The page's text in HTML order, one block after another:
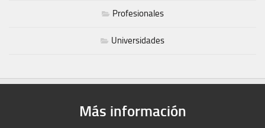
Profesionales
Universidades
Más información